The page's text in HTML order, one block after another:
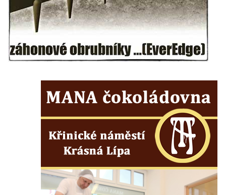
Letohrádek Milešov
Vila Pfaffenhof (zámeček Fafák – Veveří) u
Malé Litoměřice
Altán bývalého akvária v sadech
Československé armády v Chomutově
Dřevěná stáj na rozcestí ve Dřevcích
Hvězdárna Staré (Třebívlice)
Údajná kaple u silnice v České Vsi
(Jablonné v Podještědí) – ve skutečnosti